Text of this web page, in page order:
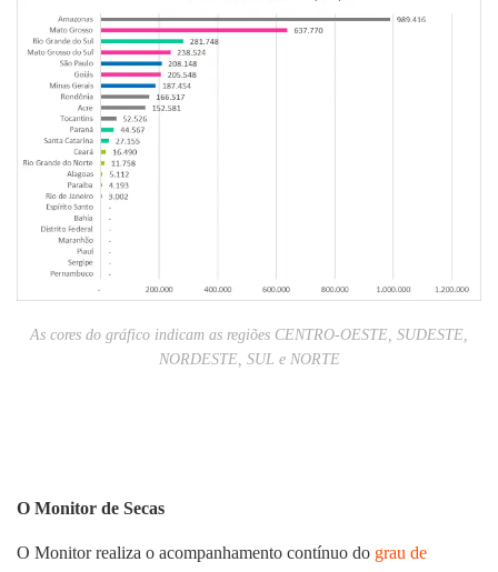
As cores do gráfico indicam as regiões CENTRO-OESTE, SUDESTE,
NORDESTE, SUL e NORTE
O Monitor de Secas
O Monitor realiza o acompanhamento contínuo do grau de